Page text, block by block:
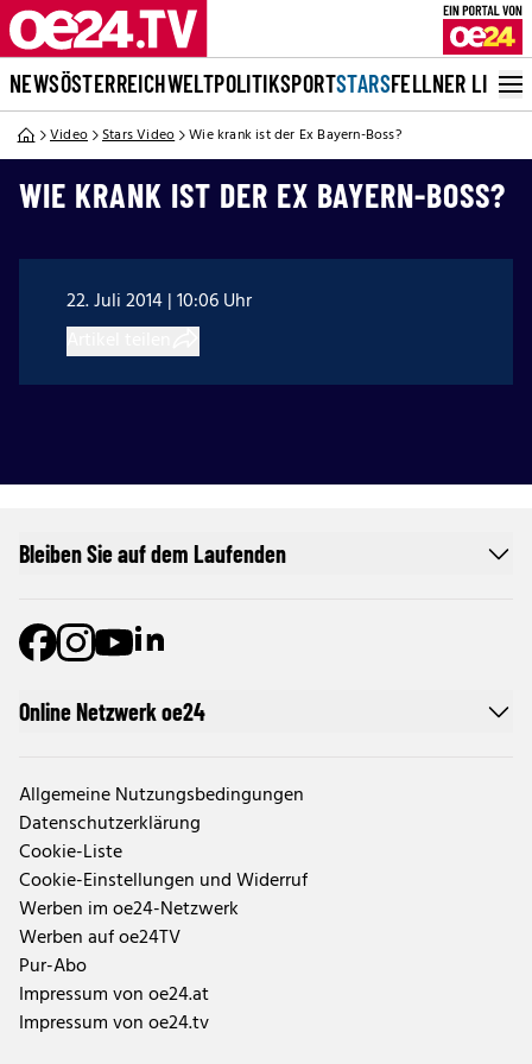
NEWSÖSTERREICHWELTPOLITIKSPORTSTARSFELLNER LIVE
Video Stars Video Wie krank ist der Ex Bayern-Boss?
WIE KRANK IST DER EX BAYERN-BOSS?
22. Juli 2014 | 10:06 Uhr
Online Netzwerk oe24
Allgemeine Nutzungsbedingungen
Datenschutzerklärung
Cookie-Liste
Cookie-Einstellungen und Widerruf
Werben im oe24-Netzwerk
Werben auf oe24TV
Pur-Abo
Impressum von oe24.at
Impressum von oe24.tv
Bleiben Sie auf dem Laufenden